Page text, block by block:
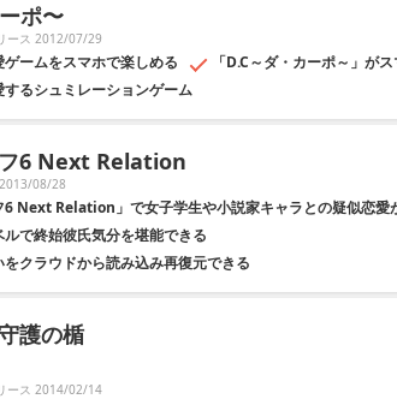
ポ〜
ース 2012/07/29
ームをスマホで楽しめる
「D.C～ダ・カーポ～」が
るシュミレーションゲーム
6 Next Relation
08/28
6 Next Relation」で女子学生や小説家キャラとの疑似恋愛
で終始彼氏気分を堪能できる
クラウドから読み込み再復元できる
護の楯
ース 2014/02/14